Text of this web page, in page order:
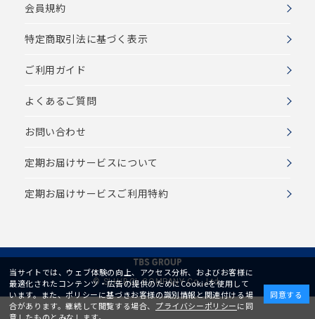
会員規約
特定商取引法に基づく表示
ご利用ガイド
よくあるご質問
お問い合わせ
定期お届けサービスについて
定期お届けサービスご利用特約
© SLH/BCL COMPANY Co., Ltd.
当サイトでは、ウェブ体験の向上、アクセス分析、およびお客様に
最適化されたコンテンツ・広告の提供のためにCookieを使用して
います。また、ポリシーに基づきお客様の識別情報と関連付ける場
合があります。継続して閲覧する場合、 プライバシーポリシーに同
同意する